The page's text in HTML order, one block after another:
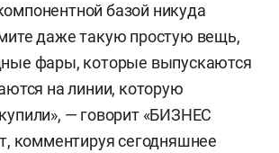
базой никуда
даже такую простую вещь,
фары, которые выпускаются
на линии, которую
— говорит «БИЗНЕС
комментируя сегодняшнее